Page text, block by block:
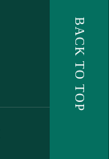
BACK TO TOP